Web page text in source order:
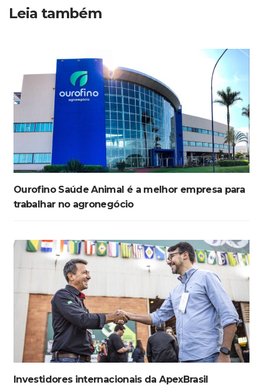
Leia também
Ourofino Saúde Animal é a melhor empresa para
trabalhar no agronegócio
Investidores internacionais da ApexBrasil